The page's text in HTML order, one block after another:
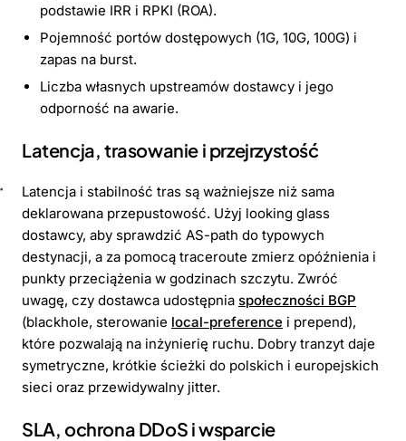
podstawie IRR i RPKI (ROA).
Pojemność portów dostępowych (1G, 10G, 100G) i
zapas na burst.
Liczba własnych upstreamów dostawcy i jego
odporność na awarie.
Latencja, trasowanie i przejrzystość
Latencja i stabilność tras są ważniejsze niż sama
deklarowana przepustowość. Użyj looking glass
dostawcy, aby sprawdzić AS-path do typowych
destynacji, a za pomocą traceroute zmierz opóźnienia i
punkty przeciążenia w godzinach szczytu. Zwróć
uwagę, czy dostawca udostępnia społeczności BGP
(blackhole, sterowanie local-preference i prepend),
które pozwalają na inżynierię ruchu. Dobry tranzyt daje
symetryczne, krótkie ścieżki do polskich i europejskich
sieci oraz przewidywalny jitter.
SLA, ochrona DDoS i wsparcie